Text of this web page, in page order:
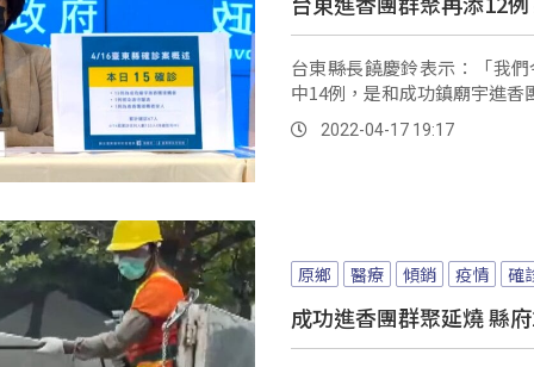
台東縣長饒慶鈴表示：「我
中14例，是和成功鎮廟宇進香
2022-04-17 19:17
原鄉 醫療 傾銷 疫情 確
成功進香團群聚延燒 縣